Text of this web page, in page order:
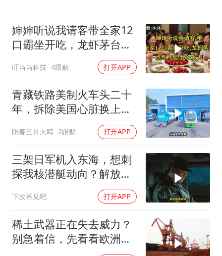
“不怕六爷挂得多 就怕六爷挂一颗”
多个明星演唱会取消
36岁男演员成景区NPC后人气爆棚
婶婶听说我请客带全家12
口霸坐开吃，龙虾茅台点
叮当当科技 4跟贴 打开APP
青藏铁路美制火车头二十
年，拆除美国心脏换上绿
阳春三月天晴 2跟贴 打开APP
三架日军机入东海，想刺
探我核潜艇动向？解放军
下次再见吧 打开APP
稀土武器正在失去威力？
别急着信，先看看欧洲军